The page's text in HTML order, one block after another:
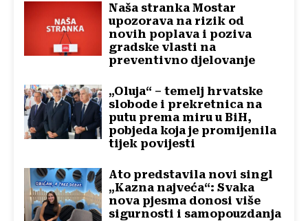
Naša stranka Mostar
upozorava na rizik od
novih poplava i poziva
gradske vlasti na
preventivno djelovanje
„Oluja“ – temelj hrvatske
slobode i prekretnica na
putu prema miru u BiH,
pobjeda koja je promijenila
tijek povijesti
Ato predstavila novi singl
„Kazna najveća“: Svaka
nova pjesma donosi više
sigurnosti i samopouzdanja